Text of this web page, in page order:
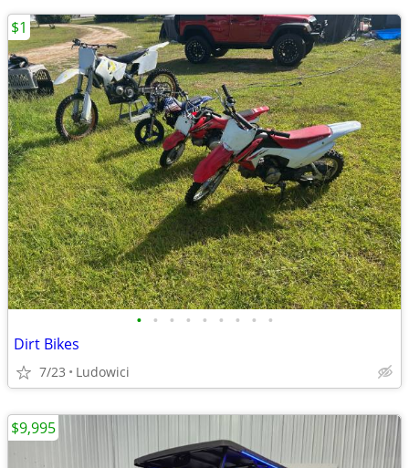
• • • • • • • • •
Dirt Bikes
7/23 Ludowici
$1
$9,995